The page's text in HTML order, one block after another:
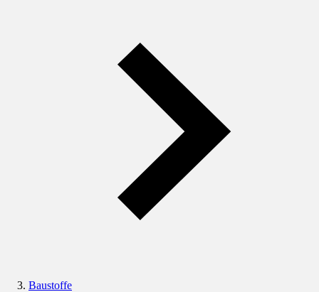
Baustoffe